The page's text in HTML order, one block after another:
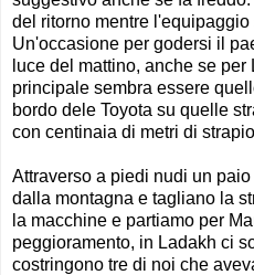
del ritorno mentre l'equipaggio
Un'occasione per godersi il
luce del mattino, anche se
principale sembra essere
bordo dele Toyota su quelle
con centinaia di metri di
Attraverso a piedi nudi un
dalla montagna e tagliano la
la macchine e partiamo per
peggioramento, in Ladakh ci
costringono tre di noi che